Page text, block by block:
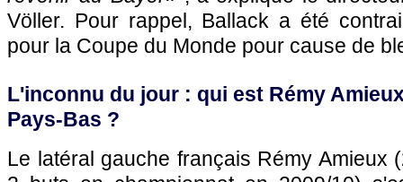
Völler. Pour rappel, Ballack a été
pour la Coupe du Monde pour cause de
L'inconnu du jour : qui est Rémy
Pays-Bas ?
Le latéral gauche français Rémy Amieux